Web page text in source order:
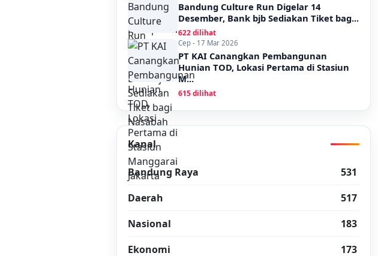
Bandung Culture Run Digelar 14
Desember, Bank bjb Sediakan Tiket bag...
622 dilihat
Cep - 17 Mar 2026
PT KAI Canangkan Pembangunan
Hunian TOD, Lokasi Pertama di Stasiun
M...
615 dilihat
Kanal
Bandung Raya
531
Daerah
517
Nasional
183
Ekonomi
173